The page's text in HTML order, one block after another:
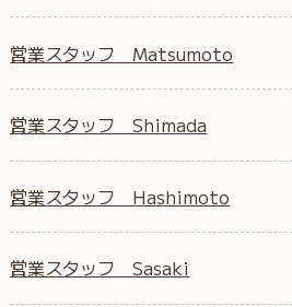
営業スタッフ Matsumoto
営業スタッフ Shimada
営業スタッフ Hashimoto
営業スタッフ Sasaki